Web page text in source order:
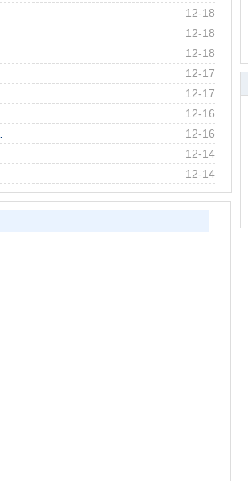
12-18
12-18
12-18
12-17
12-17
12-16
12-16
12-14
12-14